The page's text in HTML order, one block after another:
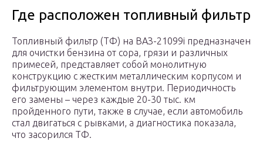
Где расположен топливный фильтр
Топливный фильтр (ТФ) на ВАЗ-21099i предназначен
для очистки бензина от сора, грязи и различных
примесей, представляет собой монолитную
конструкцию с жестким металлическим корпусом и
фильтрующим элементом внутри. Периодичность
его замены – через каждые 20-30 тыс. км
пройденного пути, также в случае, если автомобиль
стал двигаться с рывками, а диагностика показала,
что засорился ТФ.